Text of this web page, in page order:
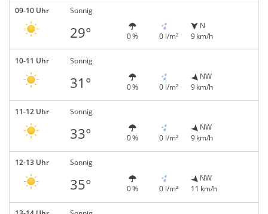
09-10 Uhr Sonnig
29° 0 % 0 l/m²
N
9 km/h
10-11 Uhr Sonnig
31° 0 % 0 l/m²
NW
9 km/h
11-12 Uhr Sonnig
33° 0 % 0 l/m²
NW
9 km/h
12-13 Uhr Sonnig
35° 0 % 0 l/m²
NW
11 km/h